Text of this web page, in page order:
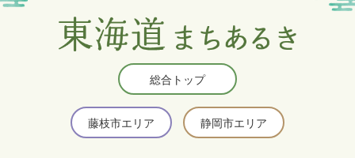
総合トップ
藤枝市エリア 静岡市エリア